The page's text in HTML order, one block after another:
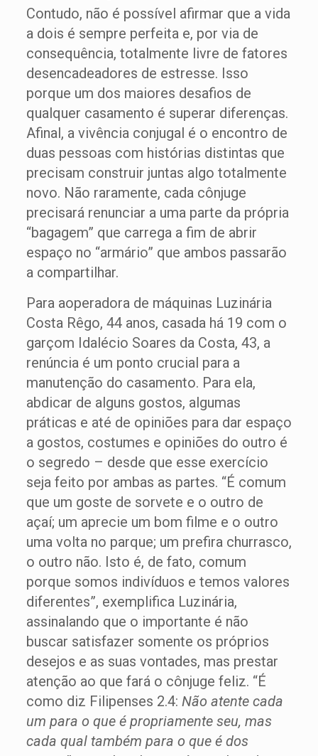
Contudo, não é possível afirmar que a vida
a dois é sempre perfeita e, por via de
consequência, totalmente livre de fatores
desencadeadores de estresse. Isso
porque um dos maiores desafios de
qualquer casamento é superar diferenças.
Afinal, a vivência conjugal é o encontro de
duas pessoas com histórias distintas que
precisam construir juntas algo totalmente
novo. Não raramente, cada cônjuge
precisará renunciar a uma parte da própria
“bagagem” que carrega a fim de abrir
espaço no “armário” que ambos passarão
a compartilhar.
Para aoperadora de máquinas Luzinária
Costa Rêgo, 44 anos, casada há 19 com o
garçom Idalécio Soares da Costa, 43, a
renúncia é um ponto crucial para a
manutenção do casamento. Para ela,
abdicar de alguns gostos, algumas
práticas e até de opiniões para dar espaço
a gostos, costumes e opiniões do outro é
o segredo – desde que esse exercício
seja feito por ambas as partes. “É comum
que um goste de sorvete e o outro de
açaí; um aprecie um bom filme e o outro
uma volta no parque; um prefira churrasco,
o outro não. Isto é, de fato, comum
porque somos indivíduos e temos valores
diferentes”, exemplifica Luzinária,
assinalando que o importante é não
buscar satisfazer somente os próprios
desejos e as suas vontades, mas prestar
atenção ao que fará o cônjuge feliz. “É
como diz Filipenses 2.4: Não atente cada
um para o que é propriamente seu, mas
cada qual também para o que é dos